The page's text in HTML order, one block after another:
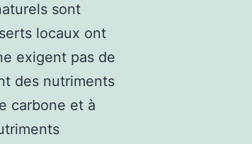
sont
locaux ont
exigent pas de
des nutriments
carbone et à